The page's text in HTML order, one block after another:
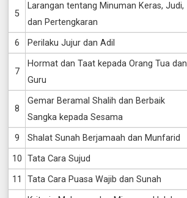
5
Larangan tentang Minuman Keras, Judi,
dan Pertengkaran
6 Perilaku Jujur dan Adil
7
Hormat dan Taat kepada Orang Tua dan
Guru
8
Gemar Beramal Shalih dan Berbaik
Sangka kepada Sesama
9 Shalat Sunah Berjamaah dan Munfarid
10
Tata Cara Sujud
11
Tata Cara Puasa Wajib dan Sunah